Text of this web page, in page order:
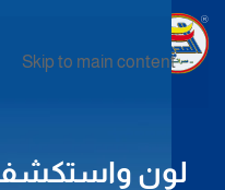
Skip to main content